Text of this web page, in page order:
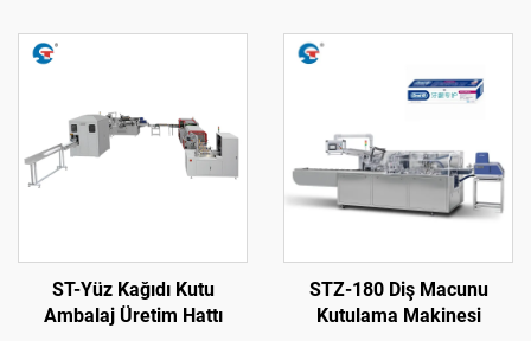
ST-Yüz Kağıdı Kutu
Ambalaj Üretim Hattı
STZ-180 Diş Macunu
Kutulama Makinesi